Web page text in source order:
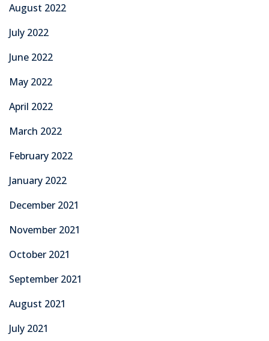
August 2022
July 2022
June 2022
May 2022
April 2022
March 2022
February 2022
January 2022
December 2021
November 2021
October 2021
September 2021
August 2021
July 2021